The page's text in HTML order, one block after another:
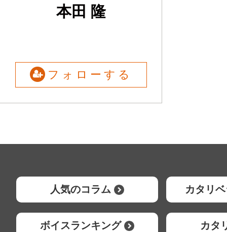
本田 隆
フォローする
人気のコラム カタリ
ボイスランキング カタ